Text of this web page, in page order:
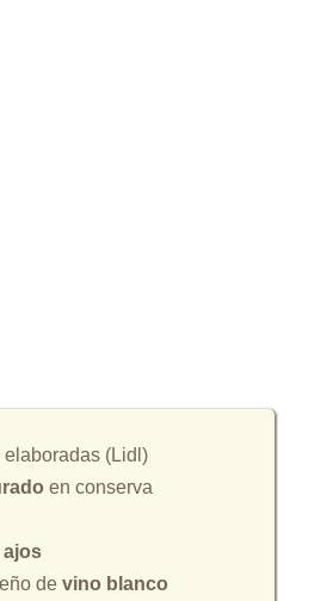
elaboradas (Lidl)
en conserva
ajos
de vino blanco